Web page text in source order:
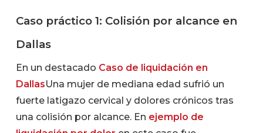
Caso práctico 1: Colisión por alcance en
Dallas
En un destacado Caso de liquidación en
DallasUna mujer de mediana edad sufrió un
fuerte latigazo cervical y dolores crónicos tras
una colisión por alcance. En ejemplo de